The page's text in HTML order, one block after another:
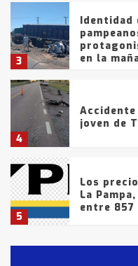
3
Identidad
en la
4
joven de
5
Los
La
entre 857